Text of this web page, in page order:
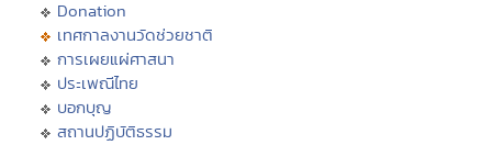
Donation
เทศกาลงานวัดช่วยชาติ
การเผยแผ่ศาสนา
ประเพณีไทย
บอกบุญ
สถานปฏิบัติธรรม